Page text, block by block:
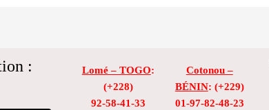
: Lomé – TOGO:
(+228)
92-58-41-33
Cotonou –
BÉNIN: (+229)
01-97-82-48-23